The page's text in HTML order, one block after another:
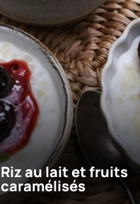
Riz au lait et fruits
caramélisés